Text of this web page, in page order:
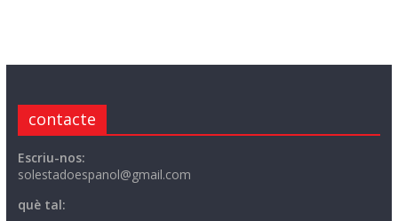
contacte
Escriu-nos:
solestadoespanol@gmail.com
què tal: